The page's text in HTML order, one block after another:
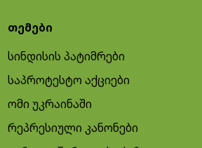
თემები
სინდისის პატიმრები
საპროტესტო აქციები
ომი უკრაინაში
რეპრესიული კანონები